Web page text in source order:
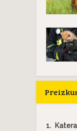
1.